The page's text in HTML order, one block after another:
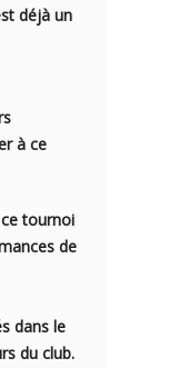
déjà un
à ce
tournoi
de
dans le
du club.